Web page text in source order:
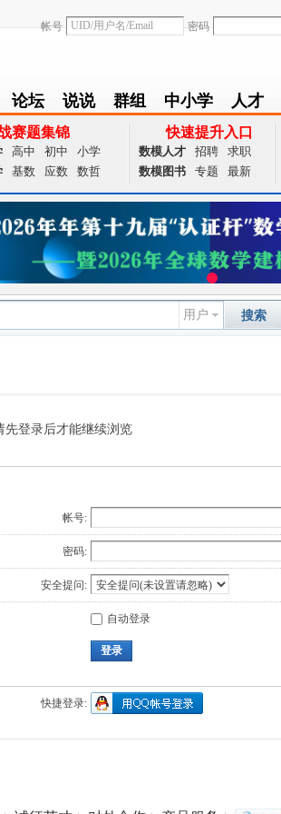
帐号
密码
论坛
BBS
说说
Follow
群组
group
中小学
zxx
人才
achieve
赛题集锦
高中 初中
小学
基数 应数 数哲
快速提升入口
数模人才 招聘
求职
数模图书
专题 最新
用户 搜索
先登录后才能继续浏览
帐号:
密码:
安全提问:
自动登录
登录
快捷登录: